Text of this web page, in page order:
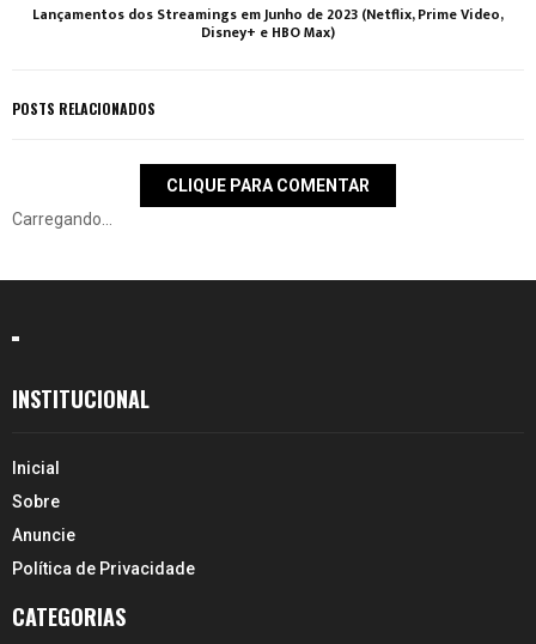
Lançamentos dos Streamings em Junho de 2023 (Netflix, Prime Video,
Disney+ e HBO Max)
POSTS RELACIONADOS
CLIQUE PARA COMENTAR
Carregando...
INSTITUCIONAL
Inicial
Sobre
Anuncie
Política de Privacidade
CATEGORIAS